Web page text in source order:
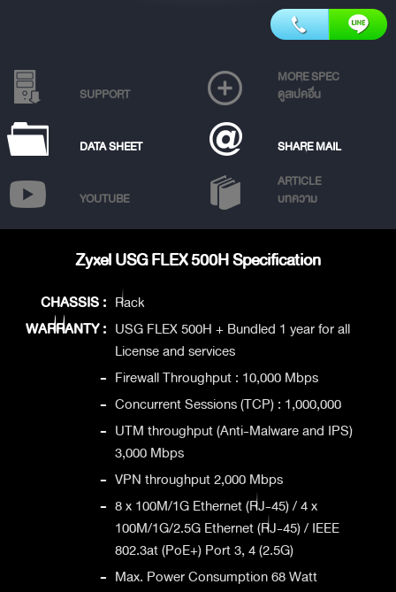
SUPPORT
MORE SPEC
ดูสเปคอื่น
DATA SHEET SHARE MAIL
YOUTUBE
ARTICLE
บทความ
Zyxel USG FLEX 500H Specification
CHASSIS : Rack
WARRANTY : USG FLEX 500H + Bundled 1 year for all
License and services
- Firewall Throughput : 10,000 Mbps
- Concurrent Sessions (TCP) : 1,000,000
- UTM throughput (Anti-Malware and IPS)
3,000 Mbps
- VPN throughput 2,000 Mbps
- 8 x 100M/1G Ethernet (RJ-45) / 4 x
100M/1G/2.5G Ethernet (RJ-45) / IEEE
802.3at (PoE+) Port 3, 4 (2.5G)
- Max. Power Consumption 68 Watt